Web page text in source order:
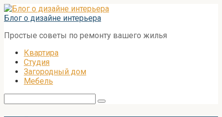
Перейти
к
Блог о дизайне интерьера
Простые советы по ремонту вашего жилья
Квартира
Студия
Загородный дом
Мебель